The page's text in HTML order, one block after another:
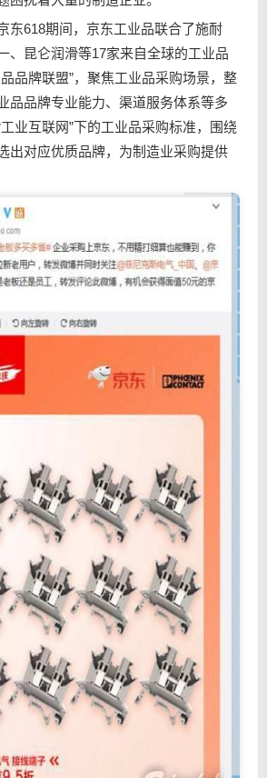
618期间，京东工业品联合了施耐
、昆仑润滑等17家来自全球的工业品
品牌联盟”，聚焦工业品采购场景，整
品品牌专业能力、渠道服务体系等多
业互联网”下的工业品采购标准，围绕
出对应优质品牌，为制造业采购提供